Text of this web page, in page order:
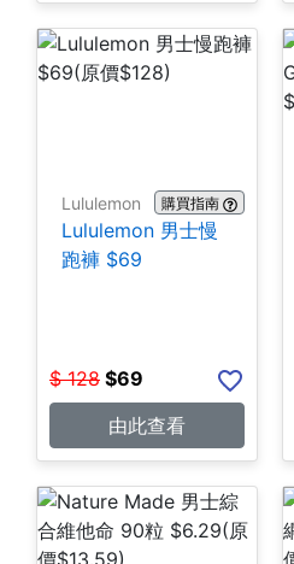
Lululemon 購買指南
Lululemon 男士慢
跑褲 $69
$ 128 $69
由此查看